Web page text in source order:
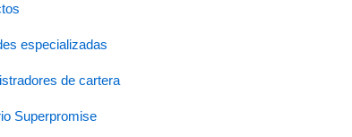
especializadas
de cartera
Superpromise